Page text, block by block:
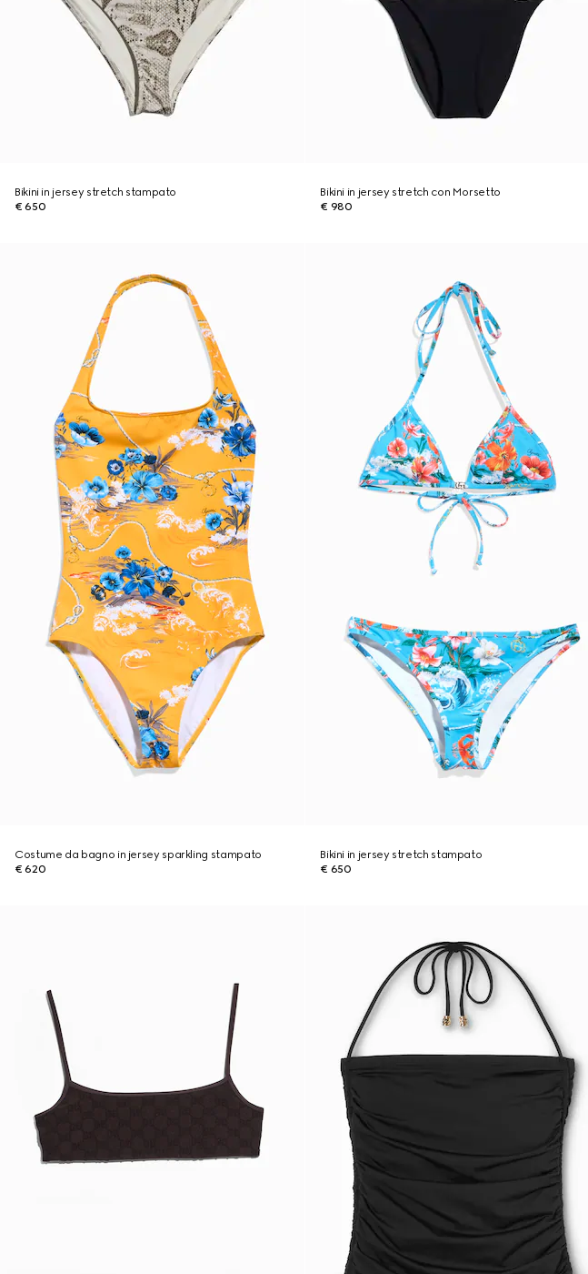
Bikini in jersey stretch stampato
€ 650
Bikini in jersey stretch con Morsetto
€ 980
Costume da bagno in jersey sparkling stampato
€ 620
Bikini in jersey stretch stampato
€ 650